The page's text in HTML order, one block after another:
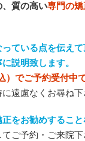
、質の高い専門の
ている点を伝え
説明致します。
）でご予約受付中で
遠慮なくお尋ね下
をお勧めするこ
ご予約・ご来院下